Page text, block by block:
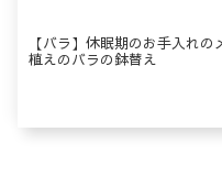
【バラ】休眠期のお手入れの
植えのバラの鉢替え